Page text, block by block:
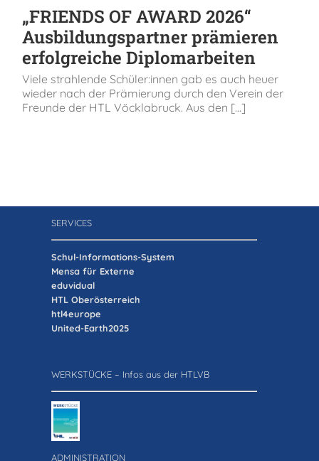
„FRIENDS OF AWARD 2026“
Ausbildungspartner prämieren
erfolgreiche Diplomarbeiten
Viele strahlende Schüler:innen gab es auch heuer
wieder nach der Prämierung durch den Verein der
Freunde der HTL Vöcklabruck. Aus den [...]
SERVICES
Schul-Informations-System
Mensa für Externe
eduvidual
HTL Oberösterreich
htl4europe
United-Earth2025
WERKSTÜCKE – Infos aus der HTLVB
ADMINISTRATION